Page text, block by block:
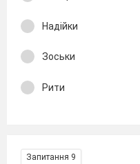
Надійки
Зоськи
Рити
Запитання 9